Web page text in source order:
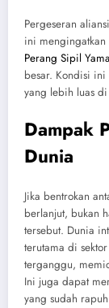
Pergeseran
ini
Perang Sipil
besar. Kondisi ini
yang lebih luas
Dampak
Dunia
Jika bentrokan
berlanjut, bukan
tersebut. Dunia
terutama di
terganggu,
Ini juga dapat
yang sudah